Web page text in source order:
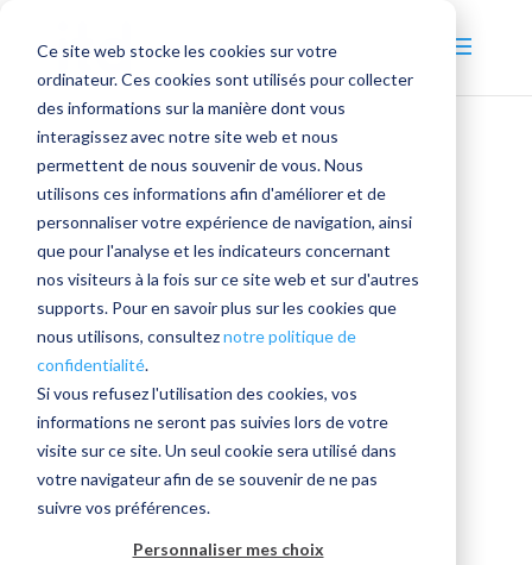
Ce site web stocke les cookies sur votre
ordinateur. Ces cookies sont utilisés pour collecter
des informations sur la manière dont vous
interagissez avec notre site web et nous
permettent de nous souvenir de vous. Nous
utilisons ces informations afin d'améliorer et de
personnaliser votre expérience de navigation, ainsi
que pour l'analyse et les indicateurs concernant
nos visiteurs à la fois sur ce site web et sur d'autres
supports. Pour en savoir plus sur les cookies que
nous utilisons, consulteznotre politique de
confidentialité.
Si vous refusez l'utilisation des cookies, vos
informations ne seront pas suivies lors de votre
visite sur ce site. Un seul cookie sera utilisé dans
votre navigateur afin de se souvenir de ne pas
suivre vos préférences.
Personnaliser mes choix